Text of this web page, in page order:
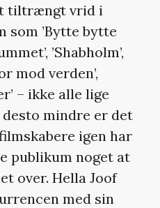
tiltrængt vrid i
som ’Bytte bytte
’Shabholm’,
mod verden’,
– ikke alle lige
mindre er det
igen har
publikum noget at
over. Hella Joof
med sin